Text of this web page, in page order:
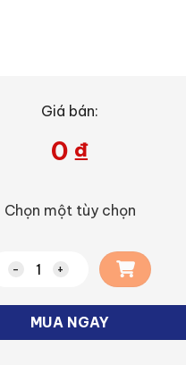
Giá bán:
0 ₫
Chảo sâu lòng chống dính
MUA NGAY